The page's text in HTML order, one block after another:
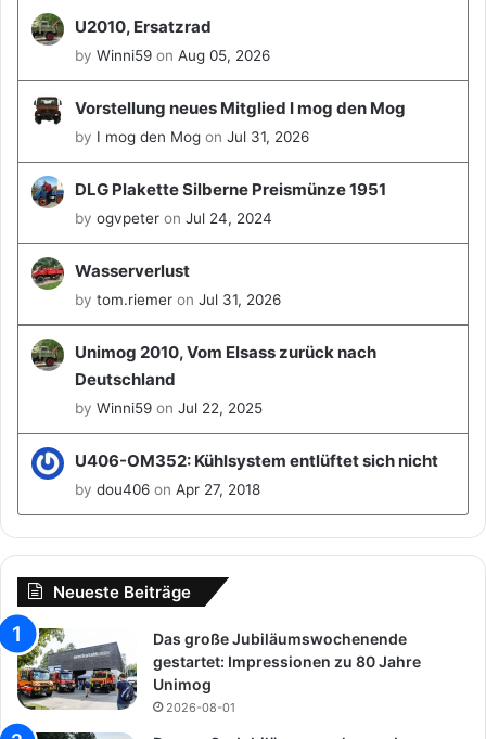
U2010, Ersatzrad
by Winni59 on Aug 05, 2026
Vorstellung neues Mitglied I mog den Mog
by I mog den Mog on Jul 31, 2026
DLG Plakette Silberne Preismünze 1951
by ogvpeter on Jul 24, 2024
Wasserverlust
by tom.riemer on Jul 31, 2026
Unimog 2010, Vom Elsass zurück nach
Deutschland
by Winni59 on Jul 22, 2025
U406-OM352: Kühlsystem entlüftet sich nicht
by dou406 on Apr 27, 2018
Neueste Beiträge
Das große Jubiläumswochenende
gestartet: Impressionen zu 80 Jahre
Unimog
2026-08-01